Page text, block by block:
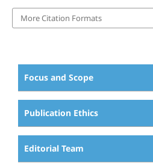
More Citation Formats
Focus and Scope
Publication Ethics
Editorial Team